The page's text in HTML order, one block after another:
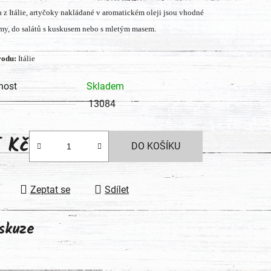
z Itálie, artyčoky nakládané v aromatickém oleji jsou vhodné
do salátů s kuskusem nebo s mletým masem.
Itálie
Skladem
13084
Kč DO KOŠÍKU
Zeptat se Sdílet